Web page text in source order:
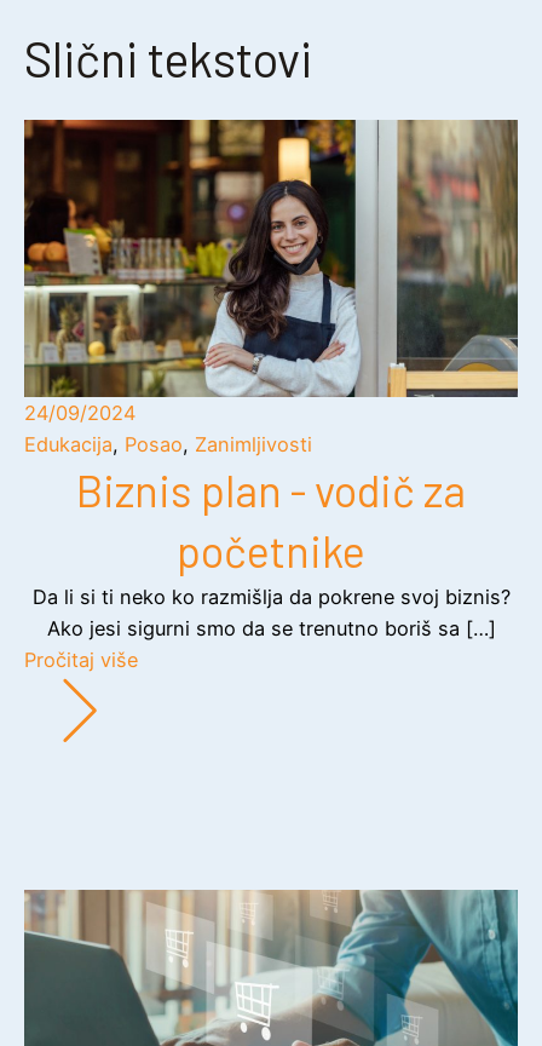
Slični tekstovi
24/09/2024
Edukacija, Posao, Zanimljivosti
Biznis plan - vodič za
početnike
Da li si ti neko ko razmišlja da pokrene svoj biznis?
Ako jesi sigurni smo da se trenutno boriš sa […]
Pročitaj više